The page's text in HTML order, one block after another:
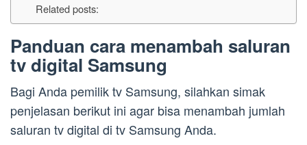
Related posts:
Panduan cara menambah saluran
tv digital Samsung
Bagi Anda pemilik tv Samsung, silahkan simak
penjelasan berikut ini agar bisa menambah jumlah
saluran tv digital di tv Samsung Anda.